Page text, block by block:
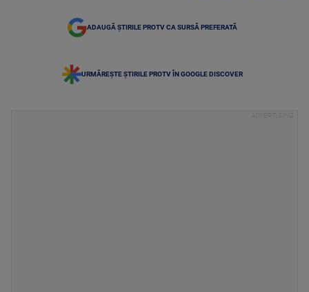
ADAUGĂ ȘTIRILE PROTV CA SURSĂ PREFERATĂ
URMĂREȘTE ȘTIRILE PROTV ÎN GOOGLE DISCOVER